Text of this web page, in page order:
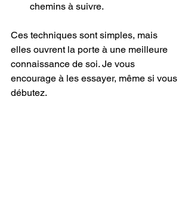
chemins à suivre.
Ces techniques sont simples, mais
elles ouvrent la porte à une meilleure
connaissance de soi. Je vous
encourage à les essayer, même si vous
débutez.